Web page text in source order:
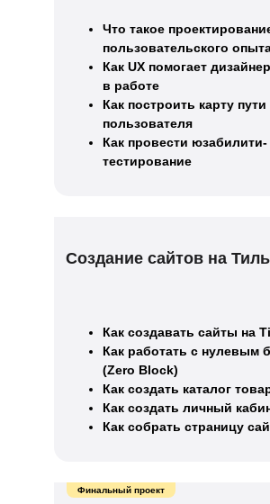
Что такое
пользовательского
Как UX помогает
в работе
Как построить карту пути
пользователя
Как провести юзабилити-
тестирование
Создание сайтов на
Как создавать сайты на
Как работать с нулевым
(Zero Block)
Как создать каталог
Как создать личный
Как собрать страницу
Финальный проект